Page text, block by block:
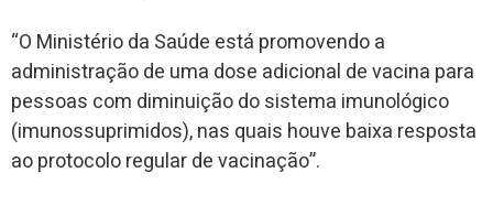
“O Ministério da Saúde está promovendo a
administração de uma dose adicional de vacina para
pessoas com diminuição do sistema imunológico
(imunossuprimidos), nas quais houve baixa resposta
ao protocolo regular de vacinação”.